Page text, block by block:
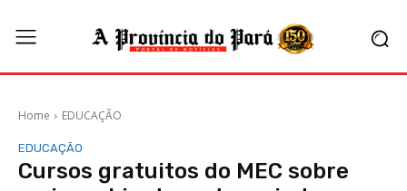
Home EDUCAÇÃO
EDUCAÇÃO
Cursos gratuitos do MEC sobre